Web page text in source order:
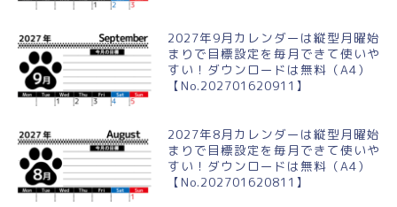
2027年9月カレンダーは縦型月曜始
まりで目標設定を毎月できて使いや
すい！ダウンロードは無料（A4）
【No.202701620911】
2027年8月カレンダーは縦型月曜始
まりで目標設定を毎月できて使いや
すい！ダウンロードは無料（A4）
【No.202701620811】